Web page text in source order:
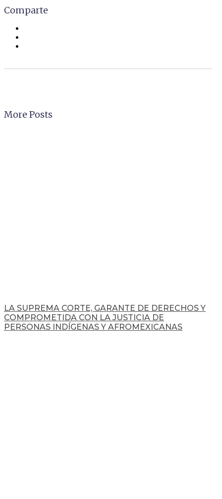
Comparte
More Posts
LA SUPREMA CORTE, GARANTE DE DERECHOS Y
COMPROMETIDA CON LA JUSTICIA DE
PERSONAS INDÍGENAS Y AFROMEXICANAS